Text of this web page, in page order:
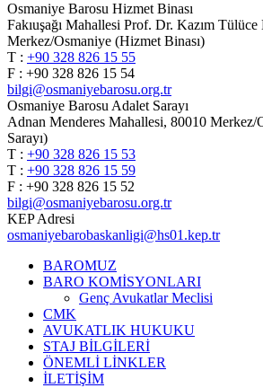
Osmaniye Barosu Hizmet Binası
Fakıuşağı Mahallesi Prof. Dr. Kazım
Merkez/Osmaniye (Hizmet Binası)
T : +90 328 826 15 55
F : +90 328 826 15 54
bilgi@osmaniyebarosu.org.tr
Osmaniye Barosu Adalet Sarayı
Adnan Menderes Mahallesi, 80010 Merkez/
Sarayı)
T : +90 328 826 15 53
T : +90 328 826 15 59
F : +90 328 826 15 52
bilgi@osmaniyebarosu.org.tr
KEP Adresi
osmaniyebarobaskanligi@hs01.kep.tr
BAROMUZ
BARO KOMİSYONLARI
Genç Avukatlar Meclisi
CMK
AVUKATLIK HUKUKU
STAJ BİLGİLERİ
ÖNEMLİ LİNKLER
İLETİŞİM